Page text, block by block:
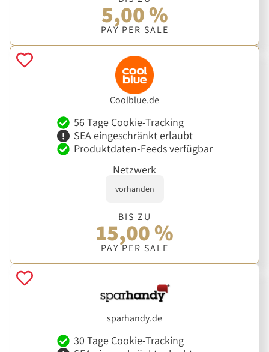
5,00 %
PAY PER SALE
Coolblue.de
56 Tage Cookie-Tracking
SEA eingeschränkt erlaubt
Produktdaten-Feeds verfügbar
Netzwerk
vorhanden
BIS ZU
15,00 %
PAY PER SALE
sparhandy.de
30 Tage Cookie-Tracking